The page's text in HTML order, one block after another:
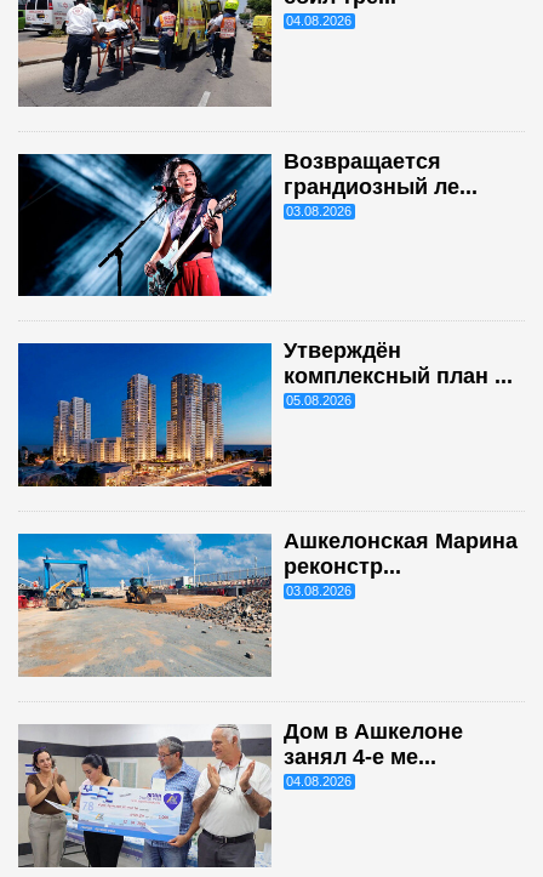
04.08.2026
Возвращается
грандиозный ле...
03.08.2026
Утверждён
комплексный план ...
05.08.2026
Ашкелонская Марина
реконстр...
03.08.2026
Дом в Ашкелоне
занял 4-е ме...
04.08.2026